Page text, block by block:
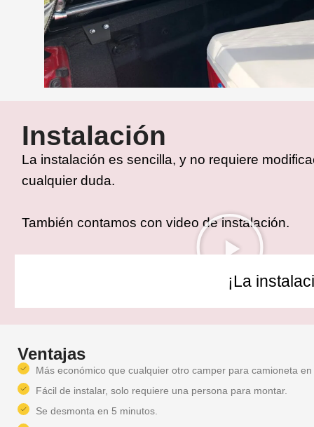
Instalación
La instalación es sencilla, y no requiere
cualquier duda.
También contamos con video de instalación.
¡La
Ventajas
Más económico que cualquier otro camper para camioneta en
Fácil de instalar, solo requiere una persona para montar.
Se desmonta en 5 minutos.